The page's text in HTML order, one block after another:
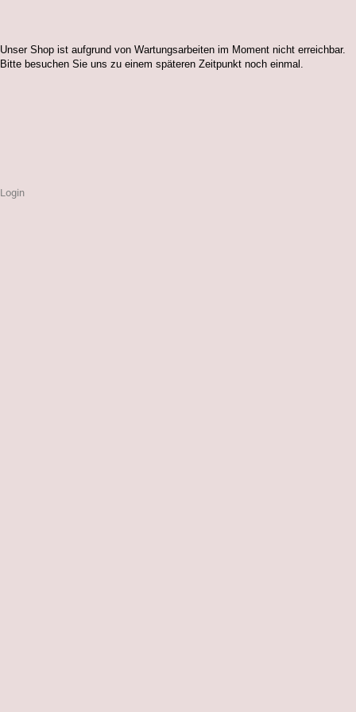
Unser Shop ist aufgrund von Wartungsarbeiten im Moment nicht erreichbar.
Bitte besuchen Sie uns zu einem späteren Zeitpunkt noch einmal.
Login